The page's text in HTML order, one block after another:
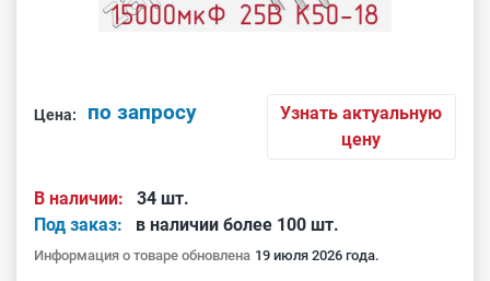
Цена: по запросу
Узнать актуальную
цену
В наличии:
34 шт.
Под заказ:
в наличии более 100 шт.
Информация о товаре обновлена 19 июля 2026 года.